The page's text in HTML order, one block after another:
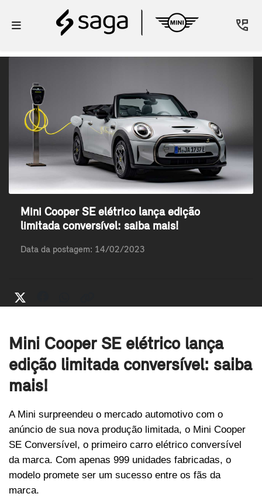
Mini Cooper SE elétrico lança edição
limitada conversível: saiba mais!
Data da postagem: 14/02/2023
Mini Cooper SE elétrico lança
edição limitada conversível: saiba
mais!
A Mini surpreendeu o mercado automotivo com o
anúncio de sua nova produção limitada, o Mini Cooper
SE Conversível, o primeiro carro elétrico conversível
da marca. Com apenas 999 unidades fabricadas, o
modelo promete ser um sucesso entre os fãs da
marca.